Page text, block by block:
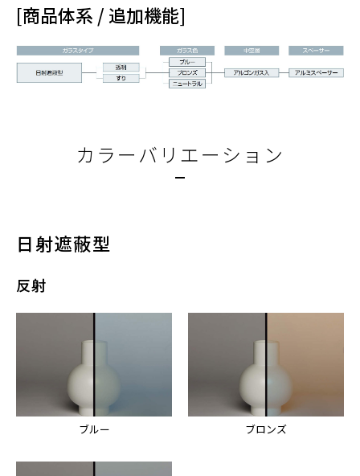
[商品体系 / 追加機能]
カラーバリエーション
日射遮蔽型
反射
ブルー ブロンズ